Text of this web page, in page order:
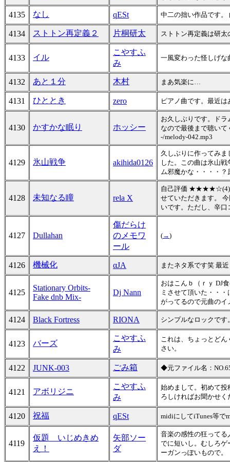
4135 なし qESt 中二の拙い作品です。
4134 ストトン再定義２ 片桐研太 ストトン再定義は研太
4133 イル
こやすふ
み
一風変わった怪しげ
4132 あと１分 木村 まあ気楽に…
4131 ひととき zero ピアノ曲です。最近
4130 かすかな眠り ホッシー
お久しぶりです。ド
なので最後まで聴い
-/melody-042.mp3
4129 氷山戦争 akihida0126
久しぶりに作ってみ
した。この曲は氷山
ム邪魔かな・・・・
4128 未知なる瞳 rela X
自己評価 ★★★★☆(4)
せていただきます。
いです。ただし、辛
4127 Dullahan
傷だらけ
のメモワ
ール
(→)
4126 機械化 αJA またネタ系です笑 最
4125
Stationary Orbits-
Fake dnb Mix-
Dj Nann
おはこんｂ（ｒｙ DJ
ミさせて頂いた・・
がってるので元曲の
4124 Black Fortress RIONA シンプルなロックで
4123 バーズ
こやすふ
み
これは、ちょっとど
さい。
4122 JUNK-003 ごみ箱 ◆元ファイル名：
4121 アボリジニ
こやすふ
み
始めまして。初めて
ろしければお聞かせく
4120 祝福 qESt midiにしてiTunes等で
4119
仮題 いじめきめ
え！
矢部ソー
ダ
音楽の感性の狂って
でに短いし。むしろ
ーガンっぽいもので。